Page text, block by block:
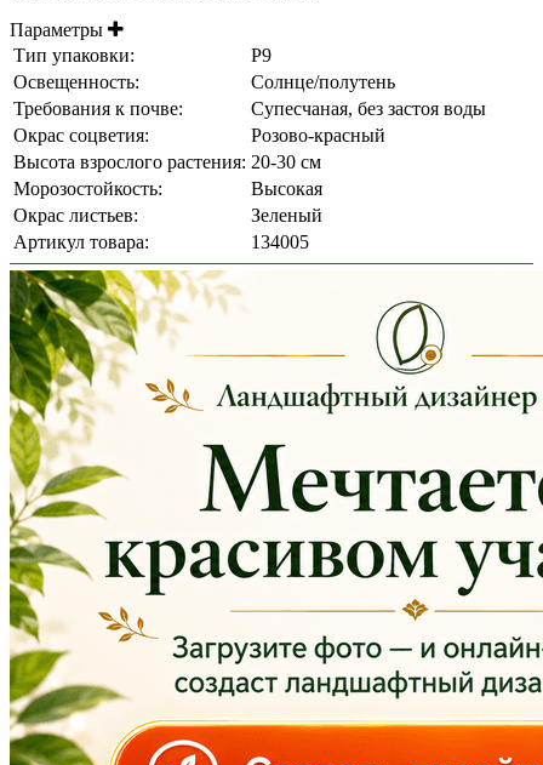
Параметры
Тип упаковки:
Р9
Освещенность:
Солнце/полутень
Требования к почве:
Супесчаная, без застоя воды
Окрас соцветия:
Розово-красный
Высота взрослого растения: 20-30 см
Морозостойкость:
Высокая
Окрас листьев:
Зеленый
Артикул товара:
134005